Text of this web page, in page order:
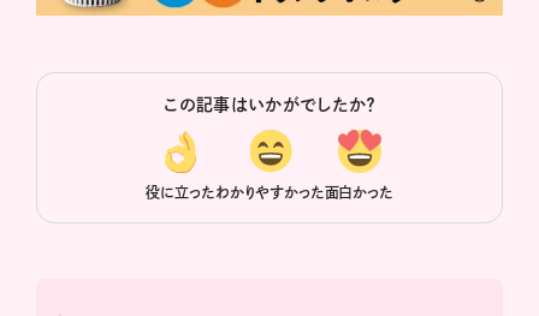
この記事はいかがでしたか？
役に立ったわかりやすかった面白かった